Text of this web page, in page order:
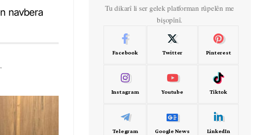
navbera
Tu dikarî li ser gelek platforman rûpelên me
bişopînî.
Facebook Twitter Pinterest
Instagram Youtube Tiktok
Telegram Google News LinkedIn